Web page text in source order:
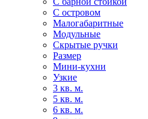
С островом
Малогабаритные
Модульные
Скрытые ручки
Размер
Мини-кухни
Узкие
3 кв. м.
5 кв. м.
6 кв. м.